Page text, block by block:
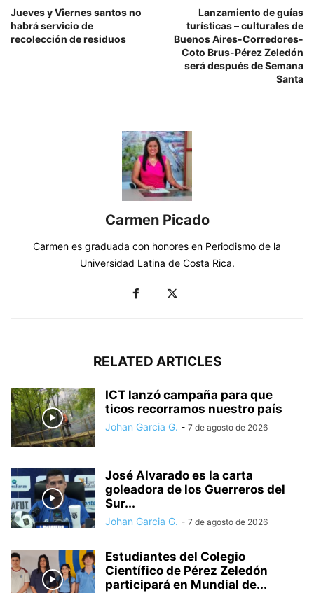
Jueves y Viernes santos no
habrá servicio de
recolección de residuos
Lanzamiento de guías
turísticas – culturales de
Buenos Aires-Corredores-
Coto Brus-Pérez Zeledón
será después de Semana
Santa
Carmen Picado
Carmen es graduada con honores en Periodismo de la
Universidad Latina de Costa Rica.
RELATED ARTICLES
ICT lanzó campaña para que
ticos recorramos nuestro país
Johan Garcia G. - 7 de agosto de 2026
José Alvarado es la carta
goleadora de los Guerreros del
Sur...
Johan Garcia G. - 7 de agosto de 2026
Estudiantes del Colegio
Científico de Pérez Zeledón
participará en Mundial de...